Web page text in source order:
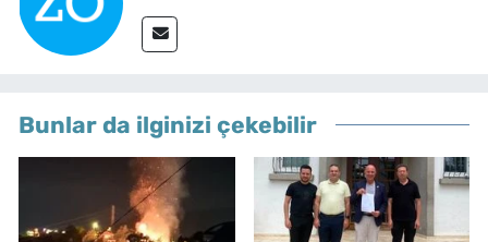
Bunlar da ilginizi çekebilir